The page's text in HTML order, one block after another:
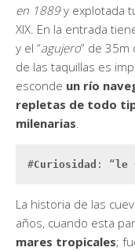
en 1889y explotada
XIX. En la entrada
y el “agujero” de
de las taquillas es
esconde un río
repletas de todo
milenarias.
#Curiosidad : “ le
La historia de las
años, cuando esta
mares tropicales;